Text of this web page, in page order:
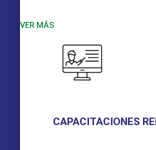
VER MÁS
CAPACITACIONES